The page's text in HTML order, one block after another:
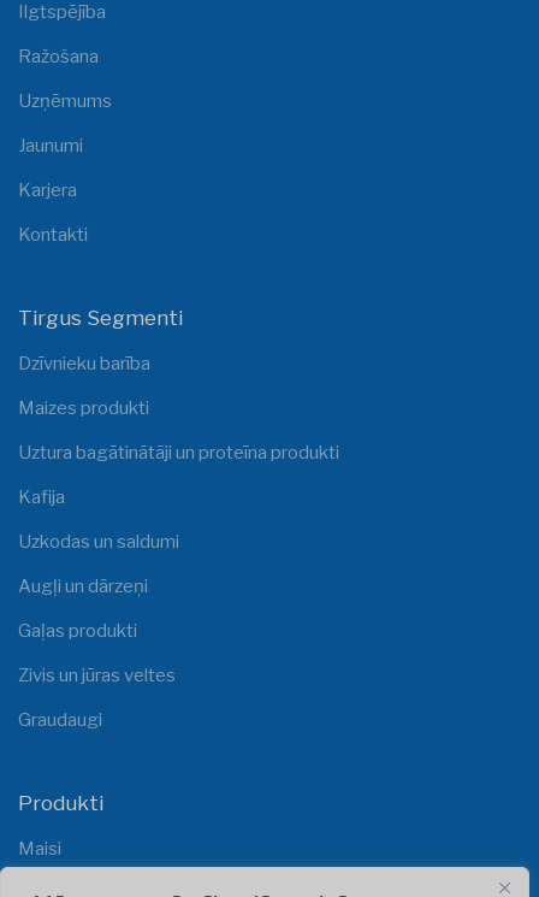
Ilgtspējība
Ražošana
Uzņēmums
Jaunumi
Karjera
Kontakti
Tirgus Segmenti
Dzīvnieku barība
Maizes produkti
Uztura bagātinātāji un proteīna produkti
Kafija
Uzkodas un saldumi
Augļi un dārzeņi
Gaļas produkti
Zivis un jūras veltes
Graudaugi
Produkti
Maisi